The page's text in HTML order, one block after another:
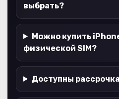
выбрать?
Можно купить
физической SIM?
Доступны